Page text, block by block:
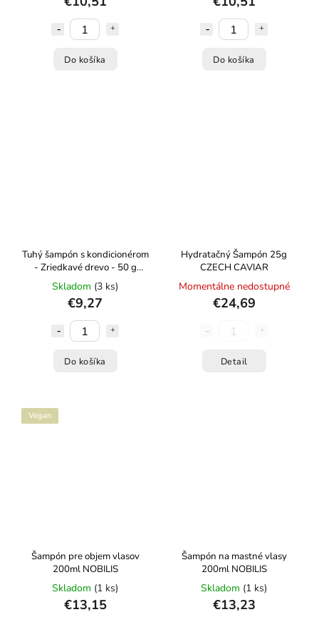
Do košíka Do košíka
Tuhý šampón s kondicionérom
- Zriedkavé drevo - 50 g
Kvietok
Skladom (3 ks)
€9,27
Do košíka
Hydratačný Šampón 25g
CZECH CAVIAR
Momentálne nedostupné
€24,69
Detail
Vegan
Šampón pre objem vlasov
200ml NOBILIS
Skladom (1 ks)
€13,15
Šampón na mastné vlasy
200ml NOBILIS
Skladom (1 ks)
€13,23